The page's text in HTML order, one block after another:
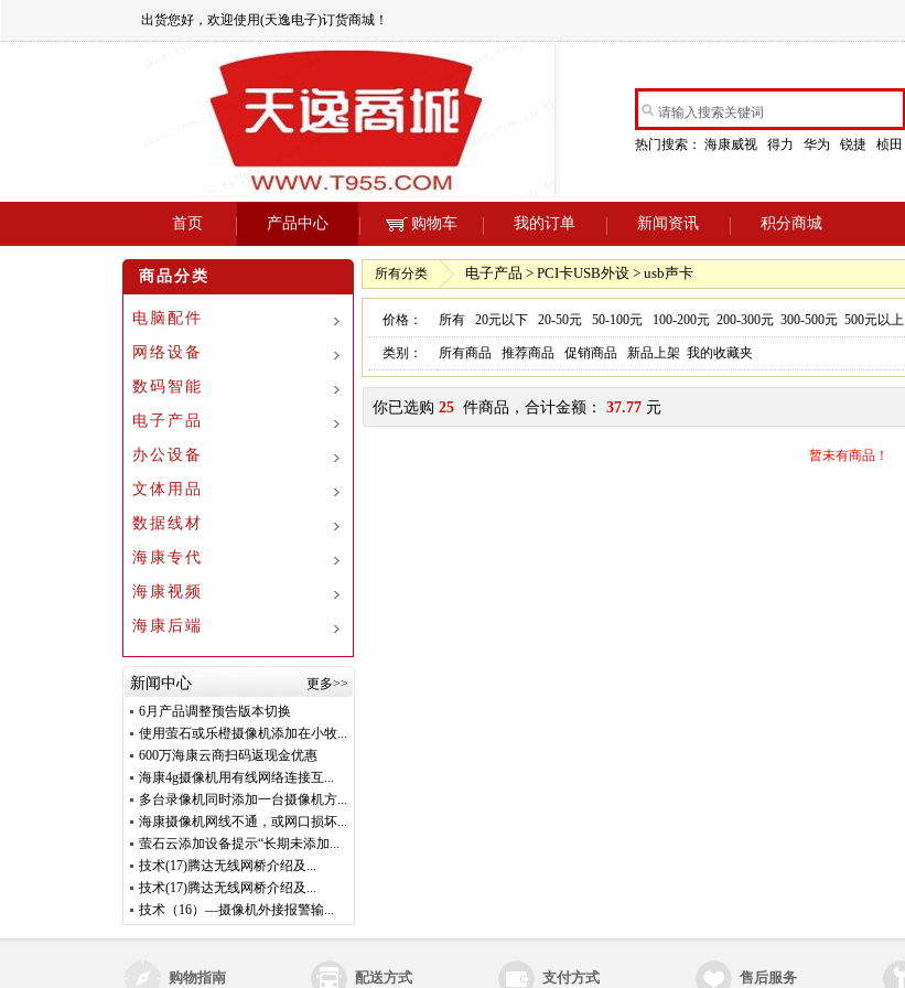
出货您好，欢迎使用(天逸电子)订货商城！
热门搜索： 海康威视 得力 华为 锐捷 桢田
首页 产品中心 购物车 我的订单 新闻资讯 积分商城
商品分类
电脑配件
网络设备
数码智能
电子产品
办公设备
文体用品
数据线材
海康专代
海康视频
海康后端
新闻中心
更多>>
6月产品调整预告版本切换
使用萤石或乐橙摄像机添加在小牧...
600万海康云商扫码返现金优惠
海康4g摄像机用有线网络连接互...
多台录像机同时添加一台摄像机方...
海康摄像机网线不通，或网口损坏...
萤石云添加设备提示“长期未添加...
技术(17)腾达无线网桥介绍及...
技术(17)腾达无线网桥介绍及...
技术（16）—摄像机外接报警输...
所有分类 电子产品 > PCI卡USB外设 > usb声卡
价格： 所有 20元以下 20-50元 50-100元 100-200元 200-300元 300-500元 500元以上
类别： 所有商品 推荐商品 促销商品 新品上架 我的收藏夹
你已选购 25 件商品，合计金额： 37.77 元
暂未有商品！
购物指南 配送方式 支付方式 售后服务